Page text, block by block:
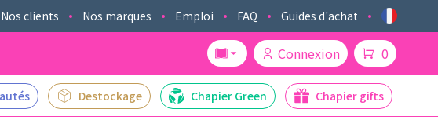
Nos clients Nos marques Emploi FAQ Guides d'achat
Connexion 0
Destockage Chapier Green Chapier gifts